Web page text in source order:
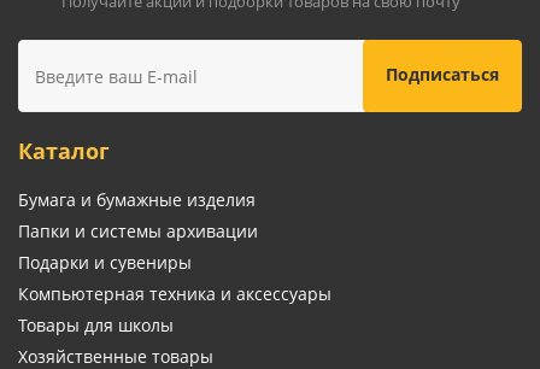
Каталог
Бумага и бумажные изделия
Папки и системы архивации
Подарки и сувениры
Компьютерная техника и аксессуары
Товары для школы
Хозяйственные товары